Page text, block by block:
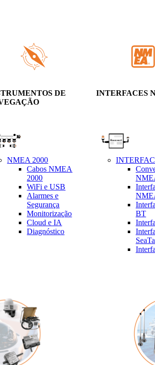
DE
INTERFACES
NMEA 2000
Cabos NMEA
2000
WiFi e USB
Alarmes e
Segurança
Monitorização
Cloud e IA
Diagnóstico
BT